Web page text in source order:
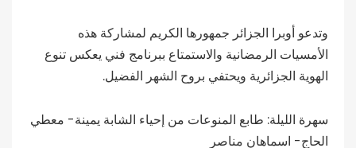
وتدعو أوبرا الجزائر جمهورها الكريم لمشاركة هذه
الأمسيات الرمضانية والاستمتاع ببرنامج فني يعكس تنوع
الهوية الجزائرية ويحتفي بروح الشهر الفضيل.
سهرة الليلة: طابع المنوعات من إحياء الشابة يمينة- معطي
الحاج- اسماهان مناصر